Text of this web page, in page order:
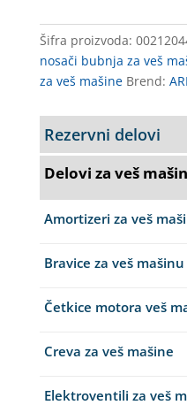
001AD
količina
Šifra proizvoda:
nosači bubnja za veš
za veš mašine Brend:
Rezervni delovi
Delovi za veš
Amortizeri za veš
Bravice za veš mašinu
Četkice motora veš
Creva za veš mašine
Elektroventili za veš